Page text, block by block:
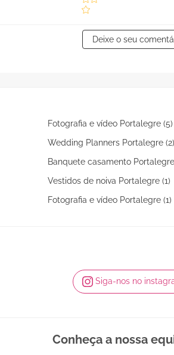
Deixe o seu
Fotografia e vídeo Portalegre (5)
Wedding Planners Portalegre (2)
Banquete casamento
Vestidos de noiva Portalegre (1)
Fotografia e vídeo Portalegre (1)
Siga-nos no
Conheça a nossa